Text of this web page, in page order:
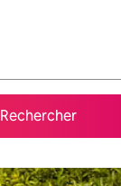
Rechercher